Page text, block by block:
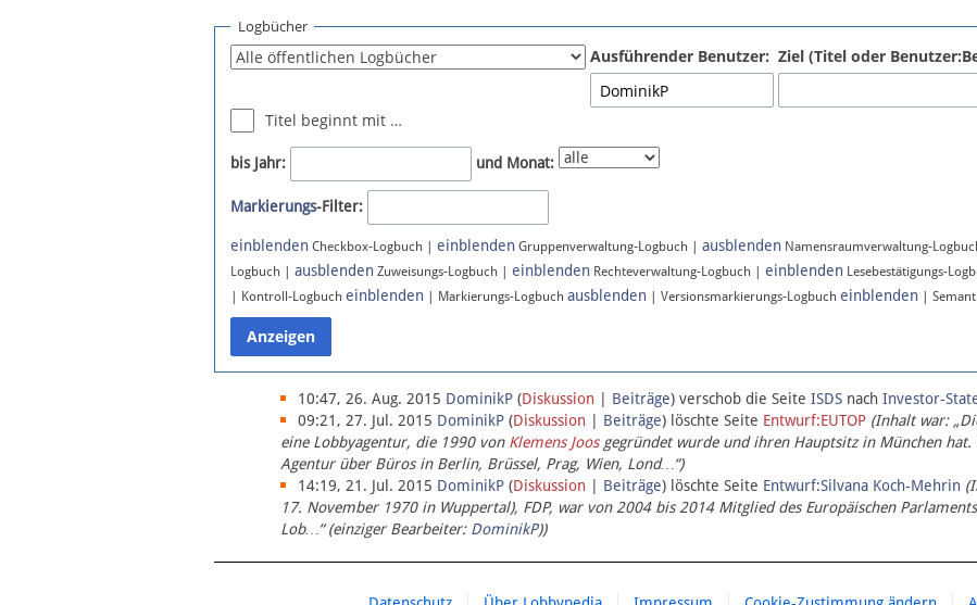
Logbücher
Ausführender Benutzer: Ziel (Titel oder
Titel beginnt mit …
bis Jahr: und Monat:
Markierungs-Filter:
einblenden Checkbox-Logbuch | einblenden Gruppenverwaltung-Logbuch | ausblenden Namensraumverwaltung-
Logbuch | ausblenden Zuweisungs-Logbuch | einblenden Rechteverwaltung-Logbuch | einblenden Lesebestätigungs-
| Kontroll-Logbuch einblenden | Markierungs-Logbuch ausblenden | Versionsmarkierungs-Logbuch einblenden |
10:47, 26. Aug. 2015 DominikP (Diskussion | Beiträge) verschob die Seite ISDS nach Investor-
09:21, 27. Jul. 2015 DominikP (Diskussion | Beiträge) löschte Seite Entwurf:EUTOP (Inhalt war:
eine Lobbyagentur, die 1990 von Klemens Joosgegründet wurde und ihren Hauptsitz in München hat.
Agentur über Büros in Berlin, Brüssel, Prag, Wien, Lond…“)
14:19, 21. Jul. 2015 DominikP (Diskussion | Beiträge) löschte Seite Entwurf:Silvana Koch-Mehrin
17. November 1970 in Wuppertal), FDP, war von 2004 bis 2014 Mitglied des Europäischen
Lob…“ (einziger Bearbeiter: DominikP))